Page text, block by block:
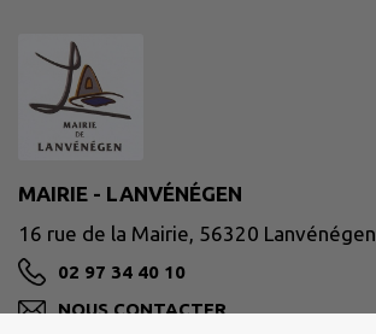
MAIRIE - LANVÉNÉGEN
16 rue de la Mairie, 56320 Lanvénégen
02 97 34 40 10
NOUS CONTACTER